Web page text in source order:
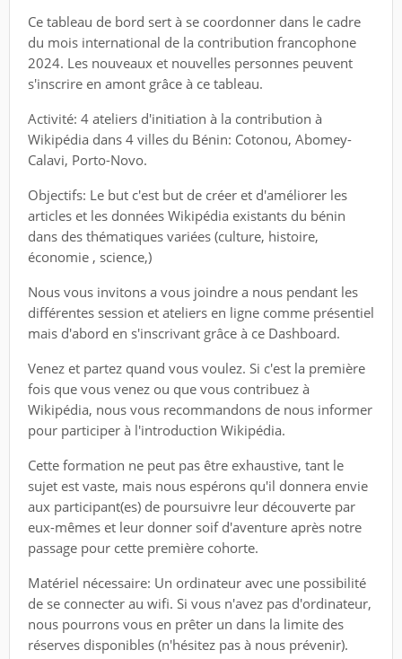
Ce tableau de bord sert à se coordonner dans le cadre
du mois international de la contribution francophone
2024. Les nouveaux et nouvelles personnes peuvent
s'inscrire en amont grâce à ce tableau.
Activité: 4 ateliers d'initiation à la contribution à
Wikipédia dans 4 villes du Bénin: Cotonou, Abomey-
Calavi, Porto-Novo.
Objectifs: Le but c'est but de créer et d'améliorer les
articles et les données Wikipédia existants du bénin
dans des thématiques variées (culture, histoire,
économie , science,)
Nous vous invitons a vous joindre a nous pendant les
différentes session et ateliers en ligne comme présentiel
mais d'abord en s'inscrivant grâce à ce Dashboard.
Venez et partez quand vous voulez. Si c'est la première
fois que vous venez ou que vous contribuez à
Wikipédia, nous vous recommandons de nous informer
pour participer à l'introduction Wikipédia.
Cette formation ne peut pas être exhaustive, tant le
sujet est vaste, mais nous espérons qu'il donnera envie
aux participant(es) de poursuivre leur découverte par
eux-mêmes et leur donner soif d'aventure après notre
passage pour cette première cohorte.
Matériel nécessaire: Un ordinateur avec une possibilité
de se connecter au wifi. Si vous n'avez pas d'ordinateur,
nous pourrons vous en prêter un dans la limite des
réserves disponibles (n'hésitez pas à nous prévenir).